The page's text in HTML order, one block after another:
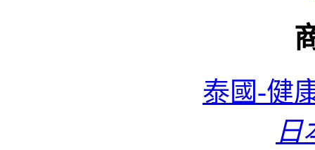
泰國-健
日